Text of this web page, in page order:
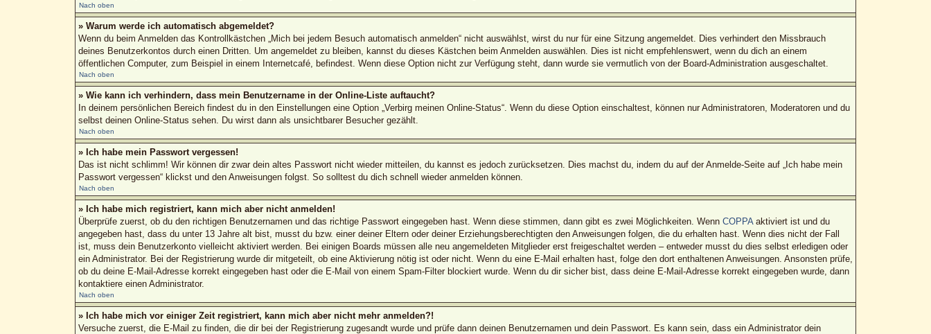
Nach oben
» Warum werde ich automatisch abgemeldet?
Wenn du beim Anmelden das Kontrollkästchen „Mich bei jedem Besuch automatisch anmelden“ nicht auswählst, wirst du nur für eine Sitzung angemeldet. Dies verhindert den Missbrauch
deines Benutzerkontos durch einen Dritten. Um angemeldet zu bleiben, kannst du dieses Kästchen beim Anmelden auswählen. Dies ist nicht empfehlenswert, wenn du dich an einem
öffentlichen Computer, zum Beispiel in einem Internetcafé, befindest. Wenn diese Option nicht zur Verfügung steht, dann wurde sie vermutlich von der Board-Administration ausgeschaltet.
Nach oben
» Wie kann ich verhindern, dass mein Benutzername in der Online-Liste auftaucht?
In deinem persönlichen Bereich findest du in den Einstellungen eine Option „Verbirg meinen Online-Status“. Wenn du diese Option einschaltest, können nur Administratoren, Moderatoren und du
selbst deinen Online-Status sehen. Du wirst dann als unsichtbarer Besucher gezählt.
Nach oben
» Ich habe mein Passwort vergessen!
Das ist nicht schlimm! Wir können dir zwar dein altes Passwort nicht wieder mitteilen, du kannst es jedoch zurücksetzen. Dies machst du, indem du auf der Anmelde-Seite auf „Ich habe mein
Passwort vergessen“ klickst und den Anweisungen folgst. So solltest du dich schnell wieder anmelden können.
Nach oben
» Ich habe mich registriert, kann mich aber nicht anmelden!
Überprüfe zuerst, ob du den richtigen Benutzernamen und das richtige Passwort eingegeben hast. Wenn diese stimmen, dann gibt es zwei Möglichkeiten. Wenn COPPAaktiviert ist und du
angegeben hast, dass du unter 13 Jahre alt bist, musst du bzw. einer deiner Eltern oder deiner Erziehungsberechtigten den Anweisungen folgen, die du erhalten hast. Wenn dies nicht der Fall
ist, muss dein Benutzerkonto vielleicht aktiviert werden. Bei einigen Boards müssen alle neu angemeldeten Mitglieder erst freigeschaltet werden – entweder musst du dies selbst erledigen oder
ein Administrator. Bei der Registrierung wurde dir mitgeteilt, ob eine Aktivierung nötig ist oder nicht. Wenn du eine E-Mail erhalten hast, folge den dort enthaltenen Anweisungen. Ansonsten prüfe,
ob du deine E-Mail-Adresse korrekt eingegeben hast oder die E-Mail von einem Spam-Filter blockiert wurde. Wenn du dir sicher bist, dass deine E-Mail-Adresse korrekt eingegeben wurde, dann
kontaktiere einen Administrator.
Nach oben
» Ich habe mich vor einiger Zeit registriert, kann mich aber nicht mehr anmelden?!
Versuche zuerst, die E-Mail zu finden, die dir bei der Registrierung zugesandt wurde und prüfe dann deinen Benutzernamen und dein Passwort. Es kann sein, dass ein Administrator dein